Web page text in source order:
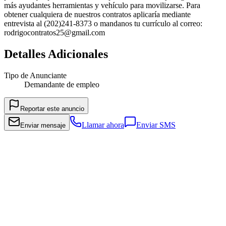
más ayudantes herramientas y vehículo para movilizarse. Para
obtener cualquiera de nuestros contratos aplicaría mediante
entrevista al (202)241-8373 o mandanos tu currículo al correo:
rodrigocontratos25@gmail.com
Detalles Adicionales
Tipo de Anunciante
Demandante de empleo
Reportar este anuncio
Enviar mensaje Llamar ahora Enviar SMS